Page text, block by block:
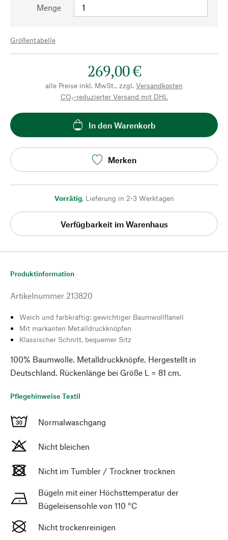
Menge
Größentabelle
269,00 €
alle Preise inkl. MwSt., zzgl. Versandkosten
CO₂-reduzierter Versand mit DHL
In den Warenkorb
Merken
Vorrätig, Lieferung in 2-3 Werktagen
Verfügbarkeit im Warenhaus
Produktinformation
Artikelnummer 213820
Weich und farbkräftig: gewichtiger Baumwollflanell
Mit markanten Metalldruckknöpfen
Klassischer Schnitt, bequemer Sitz
100% Baumwolle. Metalldruckknöpfe. Hergestellt in
Deutschland. Rückenlänge bei Größe L = 81 cm.
Pflegehinweise Textil
Normalwaschgang
Nicht bleichen
Nicht im Tumbler / Trockner trocknen
Bügeln mit einer Höchsttemperatur der
Bügeleisensohle von 110 °C
Nicht trockenreinigen